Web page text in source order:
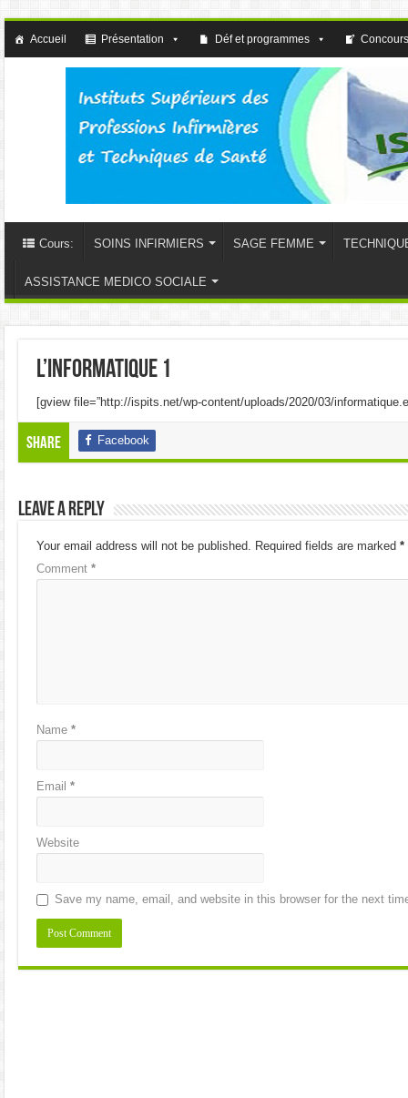
Accueil Présentation Déf et programmes
Cours: SOINS INFIRMIERS SAGE FEMME
ASSISTANCE MEDICO SOCIALE
l’informatique 1
[gview file=”http://ispits.net/wp-content/uploads/2020/03/
Share Facebook
Leave a Reply
Your email address will not be published. Required fields are marked*
Comment*
Name*
Email*
Website
Save my name, email, and website in this browser for the next